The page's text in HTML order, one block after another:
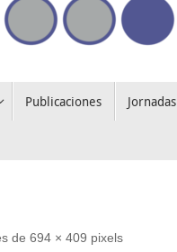
Publicaciones Jornadas
de 694 × 409 pixels